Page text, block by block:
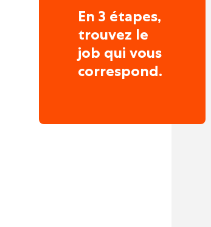
En 3 étapes,
trouvez le
job qui vous
correspond.